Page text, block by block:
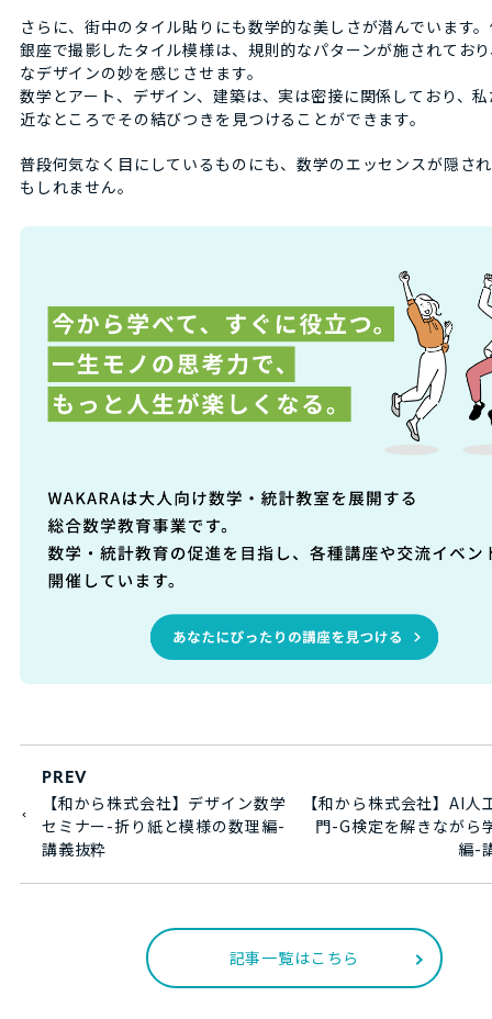
さらに、街中のタイル貼りにも数学的な美しさが潜んでいます
銀座で撮影したタイル模様は、規則的なパターンが施されてお
なデザインの妙を感じさせます。
数学とアート、デザイン、建築は、実は密接に関係しており、
近なところでその結びつきを見つけることができます。
普段何気なく目にしているものにも、数学のエッセンスが隠さ
もしれません。
PREV
【和から株式会社】デザイン数学
セミナー-折り紙と模様の数理編-
講義抜粋
【和から株式会社】AI人
門-G検定を解きながら
編-
記事一覧はこちら